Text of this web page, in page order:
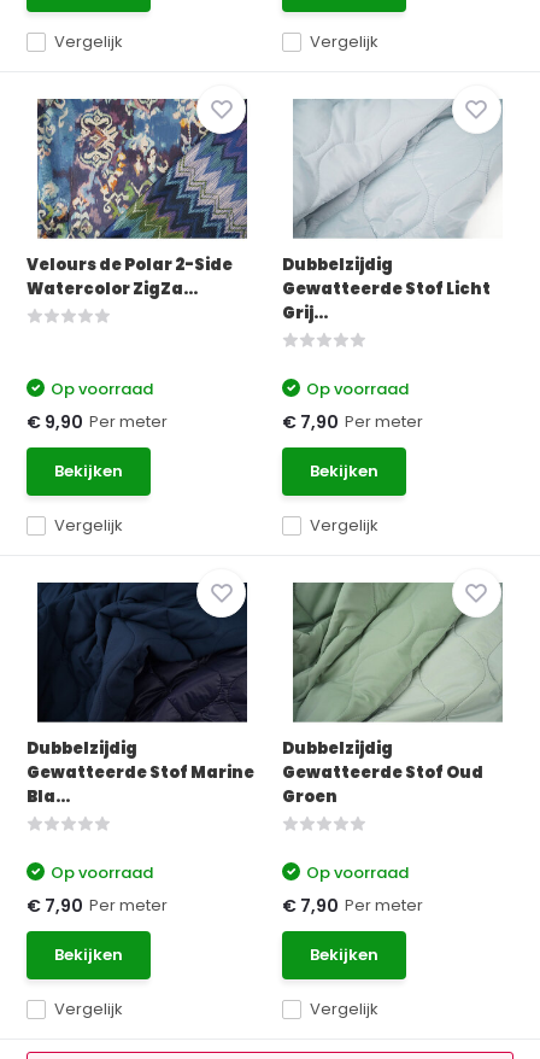
Vergelijk Vergelijk
Velours de Polar 2-Side
Watercolor ZigZa...
Vergelijk
Op voorraad
€ 9,90 Per meter
Bekijken
Dubbelzijdig
Gewatteerde Stof Licht
Grij...
Vergelijk
Op voorraad
€ 7,90 Per meter
Bekijken
Dubbelzijdig
Gewatteerde Stof Marine
Bla...
Vergelijk
Op voorraad
€ 7,90 Per meter
Bekijken
Dubbelzijdig
Gewatteerde Stof Oud
Groen
Vergelijk
Op voorraad
€ 7,90 Per meter
Bekijken